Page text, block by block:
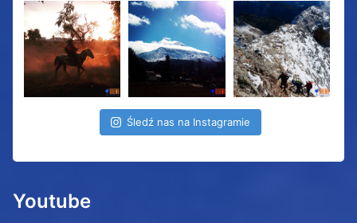
Śledź nas na Instagramie
Youtube